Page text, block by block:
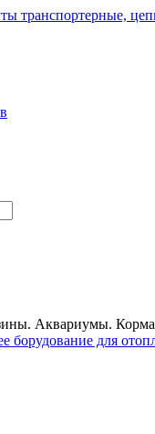
Аквариумы. Корма